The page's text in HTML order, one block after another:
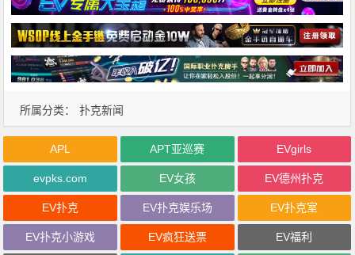
所属分类： 扑克新闻
APL APT亚巡赛 EVgirls
evpks.com EV女孩 EV德州扑克
EV扑克 EV扑克娱乐场 EV扑克室
EV扑克小游戏 EV疯狂送票 EV福利